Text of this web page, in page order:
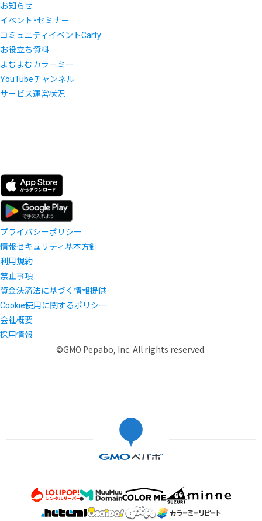
お知らせ
イベント・セミナー
コミュニティイベントCarty
お役立ち資料
よむよむカラーミー
YouTubeチャンネル
サービス運営状況
プライバシーポリシー
情報セキュリティ基本方針
利用規約
禁止事項
資金決済法に基づく情報提供
Cookie使用に関するポリシー
会社概要
採用情報
©GMO Pepabo, Inc. All rights reserved.